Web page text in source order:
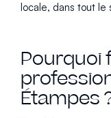
locale, dans tout le
Pourquoi
Étampes